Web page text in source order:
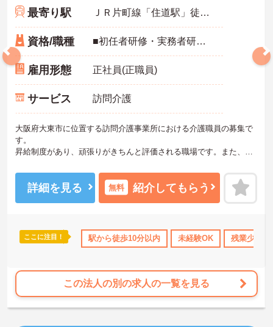
残業少なめ 住宅手当・補助 土日祝休 年間休日110日以上
最寄り駅 ＪＲ片町線「住道駅」徒歩9分
資格/職種 ■初任者研修・実務者研修・介護福祉士：いずれか ■実務経験：不問 ※未経験・ブランク：可
雇用形態 正社員(正職員)
サービス 訪問介護
大阪府大東市に位置する訪問介護事業所における介護職員の募集で
す。
昇給制度があり、頑張りがきちんと評価される職場です。また、資
せます。
ご興味のある方には、面接対策ポイントなど、さらに詳細をご案内
しますのでお気軽にご相談ください！
詳細を見る 無料 紹介してもらう
ここに注目！ 駅から徒歩10分以内 未経験OK 残業少なめ
この法人の別の求人の一覧を見る